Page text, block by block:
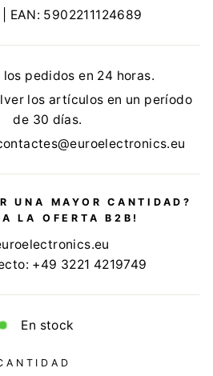
| EAN: 5902211124689
los pedidos en 24 horas.
los artículos en un período
de 30 días.
UNA MAYOR CANTIDAD?
LA OFERTA B2B!
+49 3221 4219749
En stock